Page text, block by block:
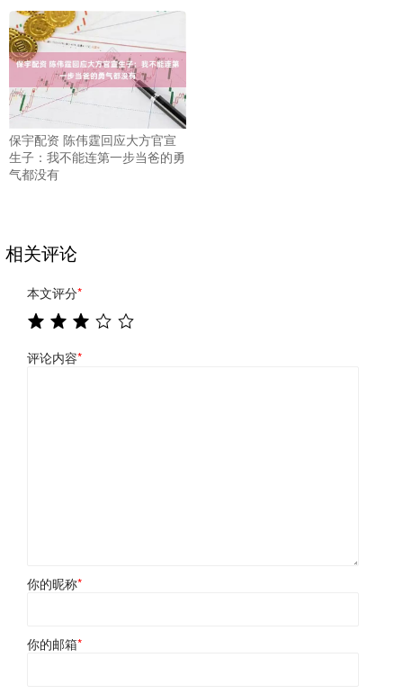
保宇配资 陈伟霆回应大方官宣
生子：我不能连第一步当爸的勇
气都没有
相关评论
本文评分*
评论内容*
你的昵称*
你的邮箱*